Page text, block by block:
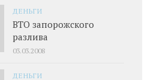
ДЕНЬГИ
ВТО запорожского
разлива
03.03.2008
ДЕНЬГИ